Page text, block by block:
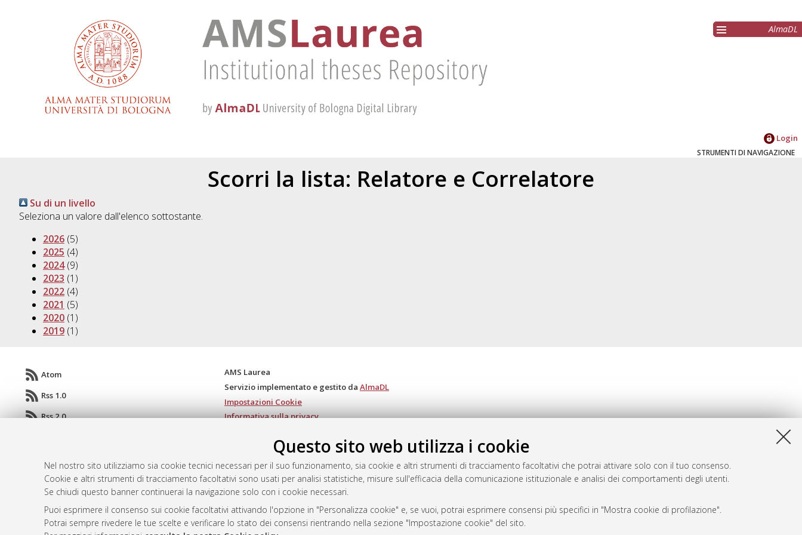
Questo sito web utilizza i cookie
Nel nostro sito utilizziamo sia cookie tecnici necessari per il suo funzionamento, sia cookie e altri strumenti di tracciamento facoltativi che potrai attivare solo con il tuo consenso.
Cookie e altri strumenti di tracciamento facoltativi sono usati per analisi statistiche, misure sull'efficacia della comunicazione istituzionale e analisi dei comportamenti degli utenti.
Se chiudi questo banner continuerai la navigazione solo con i cookie necessari.
Puoi esprimere il consenso sui cookie facoltativi attivando l'opzione in "Personalizza cookie" e, se vuoi, potrai esprimere consensi più specifici in "Mostra cookie di profilazione".
Potrai sempre rivedere le tue scelte e verificare lo stato dei consensi rientrando nella sezione "Impostazione cookie" del sito.
AlmaDL
Login
STRUMENTI DI NAVIGAZIONE
Scorri la lista: Relatore e Correlatore
Su di un livello
Seleziona un valore dall'elenco sottostante.
2026(5)
2025 (4)
2024(9)
2023 (1)
2022(4)
2021 (5)
2020(1)
2019(1)
Atom
Rss 1.0
Rss 2.0
AMS Laurea
Servizio implementato e gestito da AlmaDL
Impostazioni Cookie
Informativa sulla privacy
© ALMA MATER STUDIORUM - Università di Bologna, 2007-2026.